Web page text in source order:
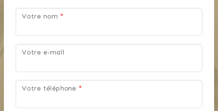
Votre nom *
Votre e-mail
Votre téléphone *